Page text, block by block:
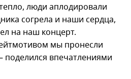
люди аплодировали
согрела и наши сердца,
на наш концерт.
мы пронесли
поделился впечатлениями